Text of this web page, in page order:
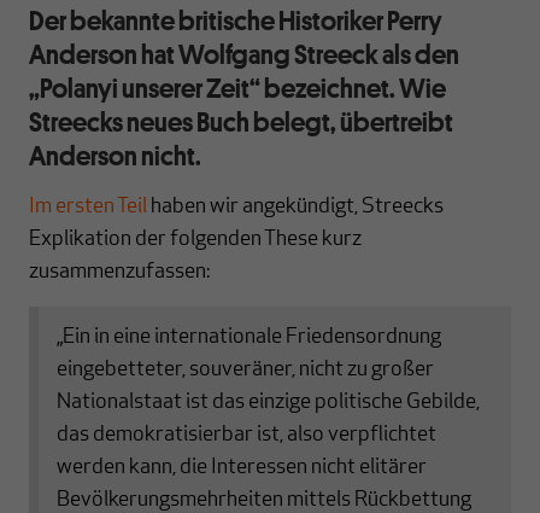
Der bekannte britische Historiker Perry
Anderson hat Wolfgang Streeck als den
„Polanyi unserer Zeit“ bezeichnet. Wie
Streecks neues Buch belegt, übertreibt
Anderson nicht.
Im ersten Teil haben wir angekündigt, Streecks
Explikation der folgenden These kurz
zusammenzufassen:
„Ein in eine internationale Friedensordnung
eingebetteter, souveräner, nicht zu großer
Nationalstaat ist das einzige politische Gebilde,
das demokratisierbar ist, also verpflichtet
werden kann, die Interessen nicht elitärer
Bevölkerungsmehrheiten mittels Rückbettung